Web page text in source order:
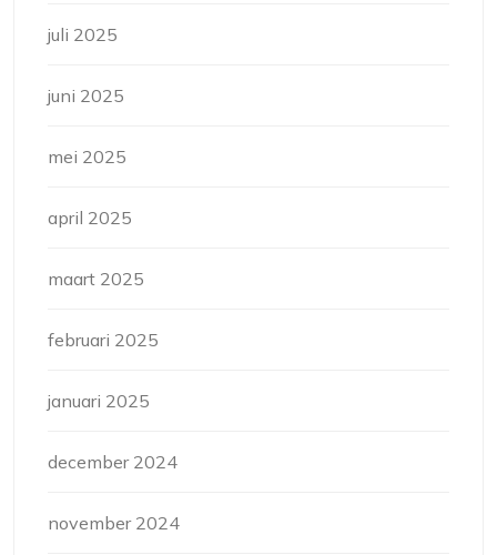
juli 2025
juni 2025
mei 2025
april 2025
maart 2025
februari 2025
januari 2025
december 2024
november 2024